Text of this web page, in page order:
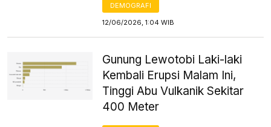
DEMOGRAFI
12/06/2026, 1:04 WIB
Gunung Lewotobi Laki-laki
Kembali Erupsi Malam Ini,
Tinggi Abu Vulkanik Sekitar
400 Meter